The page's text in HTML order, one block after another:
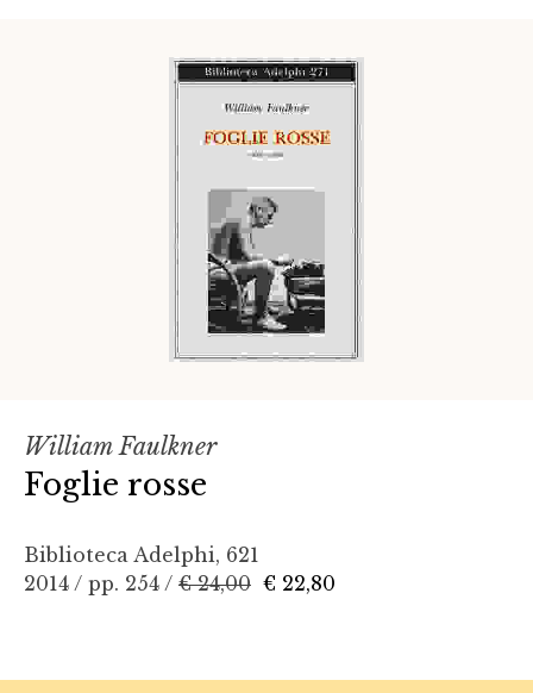
William Faulkner
Foglie rosse
Biblioteca Adelphi, 621
2014 / pp. 254 / € 24,00 € 22,80